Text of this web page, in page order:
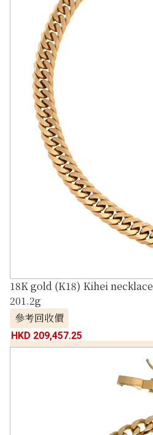
18K gold (K18) Kihei necklace
201.2g
參考回收價
HKD 209,457.25